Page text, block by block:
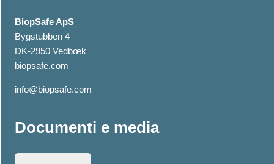
BiopSafe ApS
Bygstubben 4
DK-2950 Vedbœk
biopsafe.com
info@biopsafe.com
Documenti e media